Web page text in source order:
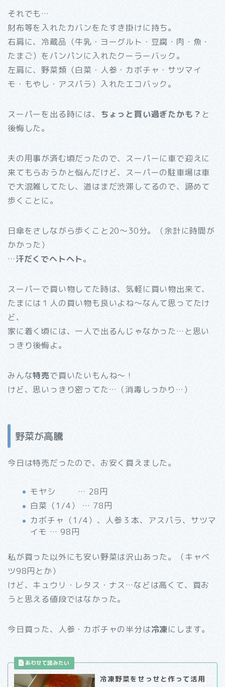
それでも…
財布等を入れたカバンをたすき掛けに持ち。
右肩に、冷蔵品（牛乳・ヨーグルト・豆腐・肉・魚・
たまご）をパンパンに入れたクーラーバック。
左肩に、野菜類（白菜・人参・カボチャ・サツマイ
モ・もやし・アスパラ）入れたエコバック。
スーパーを出る時には、 ちょっと買い過ぎたかも？ と
後悔した。
夫の用事が済む頃だったので、スーパーに車で迎えに
来てもらおうかと悩んだけど、スーパーの駐車場は車
で大混雑してたし、道はまだ渋滞してるので、諦めて
歩くことに。
日傘をさしながら歩くこと20～30分。（余計に時間が
かかった）
…汗だくでヘトヘト。
スーパーで買い物してた時は、気軽に買い物出来て、
たまには１人の買い物も良いよね～なんて思ってたけ
ど、
家に着く頃には、一人で出るんじゃなかった…と思い
っきり後悔よ。
みんな特売で買いたいもんね～！
けど、思いっきり密ってた…（消毒しっかり…）
野菜が高騰
今日は特売だったので、お安く買えました。
モヤシ … 28円
白菜（1/4） … 78円
カボチャ（1/4）、人参３本、アスパラ、サツマ
イモ … 98円
私が買った以外にも安い野菜は沢山あった。（キャベ
ツ98円とか）
けど、キュウリ・レタス・ナス…などは高くて、買お
うと思える値段ではなかった。
今日買った、人参・カボチャの半分は冷凍にします。
冷凍野菜をせっせと作って活用